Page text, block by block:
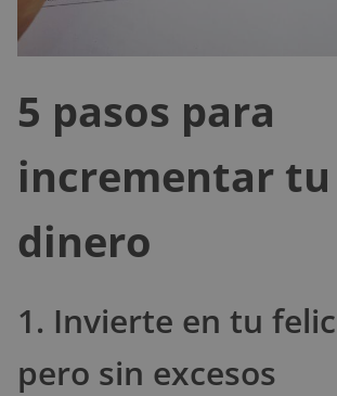
5 pasos para
incrementar tu
dinero
1. Invierte en tu
pero sin excesos